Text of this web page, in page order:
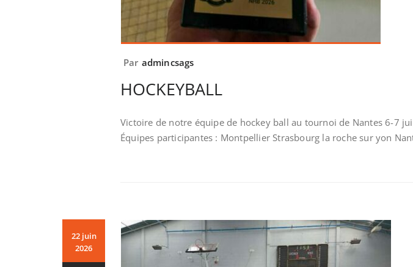
Par admincsags
HOCKEYBALL
Victoire de notre équipe de hockey ball au tournoi de Nantes 6-7
Équipes participantes : Montpellier Strasbourg la roche sur yon
22 juin
2026